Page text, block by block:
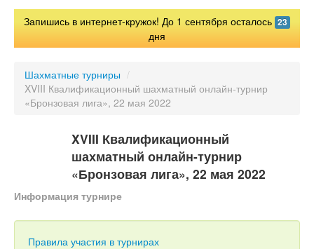
Главная
Олимпиады
Конкурсы
Вебинары
Тесты
Запишись в интернет-кружок! До 1 сентября осталось 23
дня
Шахматные турниры /
XVIII Квалификационный шахматный онлайн-турнир
«Бронзовая лига», 22 мая 2022
XVIII Квалификационный
шахматный онлайн-турнир
«Бронзовая лига», 22 мая 2022
Информация турнире
Правила участия в турнирах